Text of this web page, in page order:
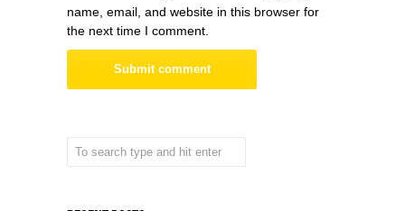
name, email, and website in this browser for
the next time I comment.